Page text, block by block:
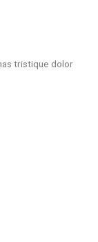
tristique dolor